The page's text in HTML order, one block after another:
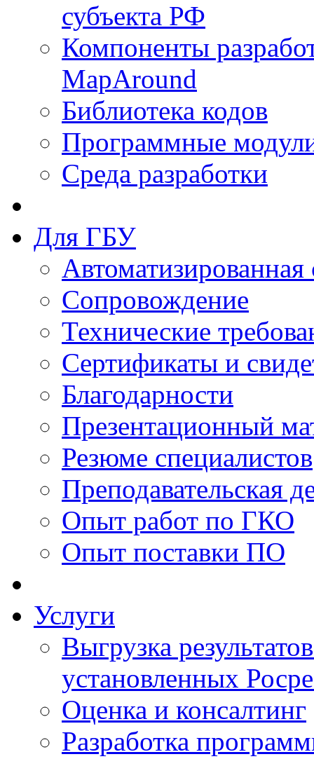
субъекта РФ
Компоненты
MapAround
Библиотека кодов
Программные
Среда разработки
Для ГБУ
Сопровождение
Технические
Сертификаты и
Благодарности
Презентационный
Резюме специалистов
Преподавательская
Опыт работ по ГКО
Опыт поставки ПО
Услуги
Выгрузка
установленных
Оценка и консалтинг
Разработка